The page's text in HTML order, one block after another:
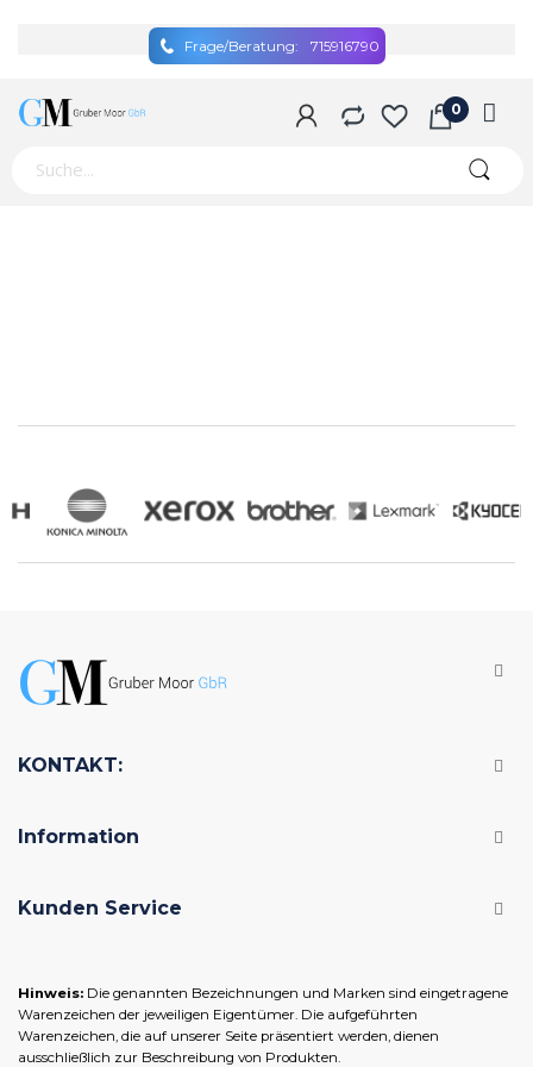
Frage/Beratung: 715916790
KONTAKT:
Information
Kunden Service
Hinweis: Die genannten Bezeichnungen und Marken sind eingetragene
Warenzeichen der jeweiligen Eigentümer. Die aufgeführten
Warenzeichen, die auf unserer Seite präsentiert werden, dienen
ausschließlich zur Beschreibung von Produkten.